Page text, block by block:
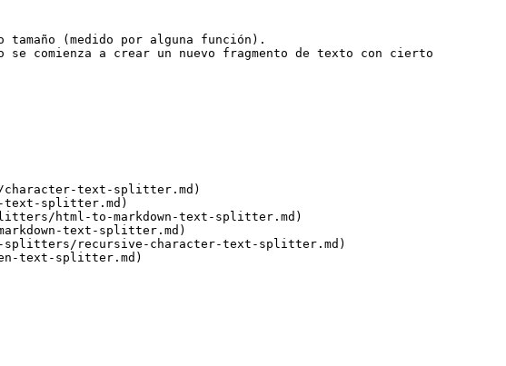
tamaño (medido por alguna función).
comienza a crear un nuevo fragmento de texto con cierto
text-splitter.md)
text-splitter.md)
html-to-markdown-text-splitter.md)
text-splitter.md)
splitters/recursive-character-text-splitter.md)